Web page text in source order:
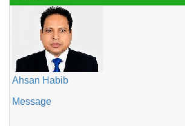
Ahsan Habib
Message